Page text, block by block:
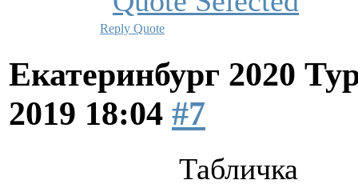
Reply Quote
Екатеринбург 2020
2019 18:04 #7
Табличка